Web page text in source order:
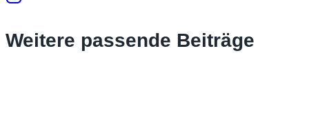
Weitere passende Beiträge